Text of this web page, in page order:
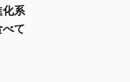
化系
べて